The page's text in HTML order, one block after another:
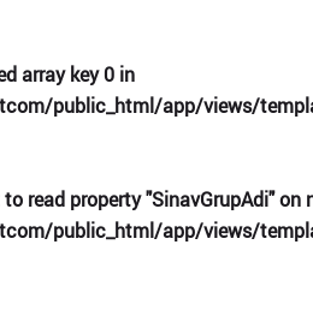
array key 0 in
public_html/app/views/
read property "SinavGrupAdi" on
public_html/app/views/